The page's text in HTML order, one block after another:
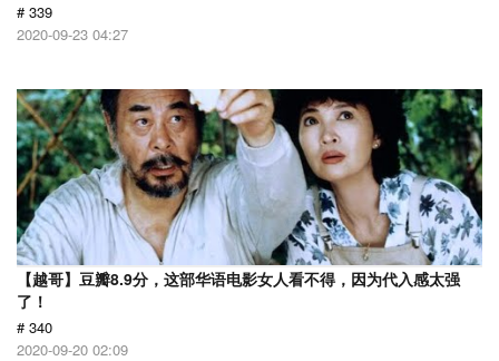
# 339
2020-09-23 04:27
【越哥】豆瓣8.9分，这部华语电影女人看不得，因为代入感太强
了！
# 340
2020-09-20 02:09